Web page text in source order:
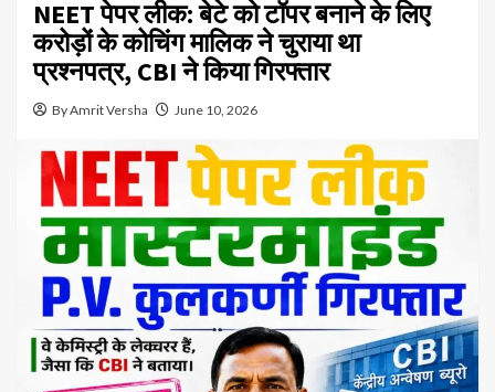
NEET पेपर लीक: बेटे को टॉपर बनाने के लिए
करोड़ों के कोचिंग मालिक ने चुराया था
प्रश्नपत्र, CBI ने किया गिरफ्तार
By Amrit Versha June 10, 2026